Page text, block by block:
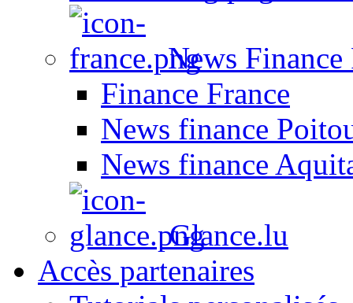
News Finance
Finance France
News finance
News finance
Glance.lu
Accès partenaires